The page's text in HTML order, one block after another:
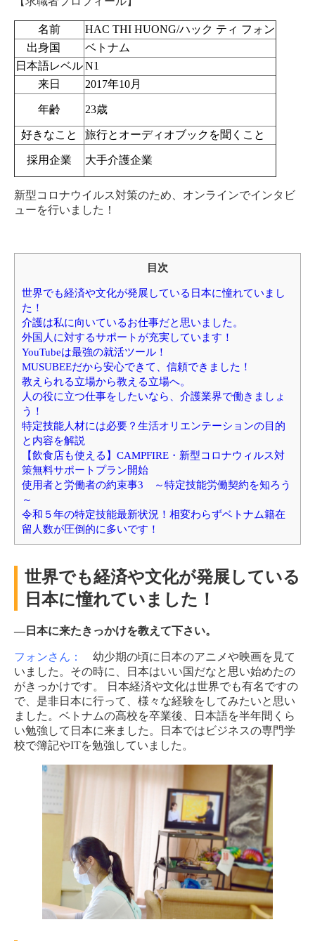
名前
HAC THI HUONG/ハック ティ フォン
出身国
ベトナム
日本語レベルN1
来日
2017年10月
年齢 23歳
好きなこと 旅行とオーディオブックを聞くこと
採用企業 大手介護企業
新型コロナウイルス対策のため、オンラインでインタビ
ューを行いました！
目次
世界でも経済や文化が発展している日本に憧れていまし
た！
介護は私に向いているお仕事だと思いました。
外国人に対するサポートが充実しています！
YouTubeは最強の就活ツール！
MUSUBEEだから安心できて、信頼できました！
教えられる立場から教える立場へ。
人の役に立つ仕事をしたいなら、介護業界で働きましょ
う！
特定技能人材には必要？生活オリエンテーションの目的
と内容を解説
【飲食店も使える】CAMPFIRE・新型コロナウィルス対
策無料サポートプラン開始
使用者と労働者の約束事3 ～特定技能労働契約を知ろう
～
令和５年の特定技能最新状況！相変わらずベトナム籍在
留人数が圧倒的に多いです！
世界でも経済や文化が発展している
日本に憧れていました！
―日本に来たきっかけを教えて下さい。
フォンさん：
幼少期の頃に日本のアニメや映画を見て
いました。その時に、日本はいい国だなと思い始めたの
がきっかけです。 日本経済や文化は世界でも有名ですの
で、是非日本に行って、様々な経験をしてみたいと思い
ました。ベトナムの高校を卒業後、日本語を半年間くら
い勉強して日本に来ました。日本ではビジネスの専門学
校で簿記やITを勉強していました。